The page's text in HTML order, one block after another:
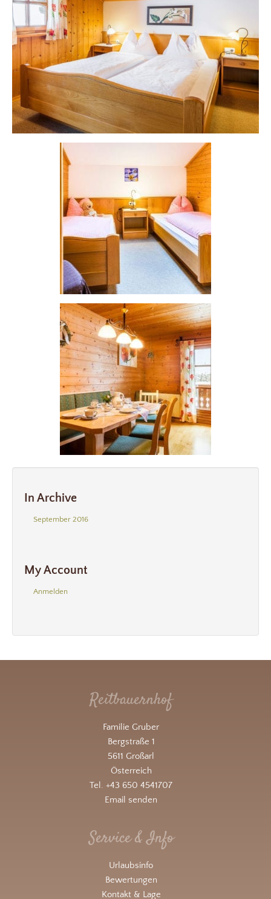
In Archive
September 2016
My Account
Anmelden
Reitbauernhof
Familie Gruber
Bergstraße 1
5611 Großarl
Österreich
Tel. +43 650 4541707
Email senden
Service & Info
Urlaubsinfo
Bewertungen
Kontakt & Lage